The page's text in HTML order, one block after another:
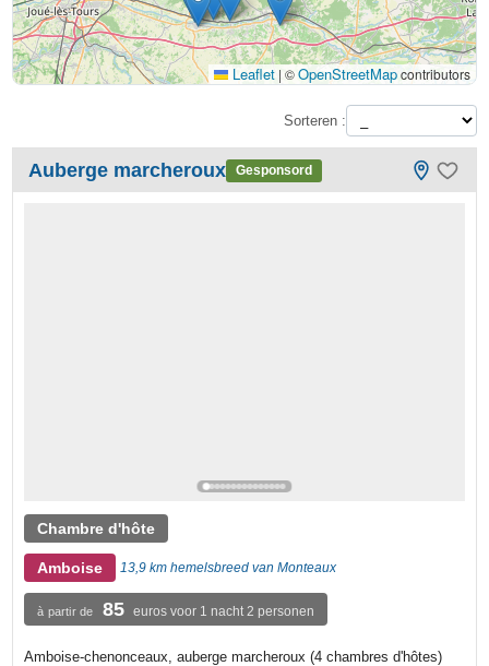
Leaflet | ©OpenStreetMapcontributors
Sorteren :
Auberge marcheroux Gesponsord
Chambre d'hôte
Amboise 13,9 km hemelsbreed van Monteaux
à partir de 85 euros voor 1 nacht 2 personen
Amboise-chenonceaux, auberge marcheroux (4 chambres d'hôtes)